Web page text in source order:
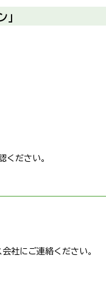
」
ください。
社にご連絡ください。